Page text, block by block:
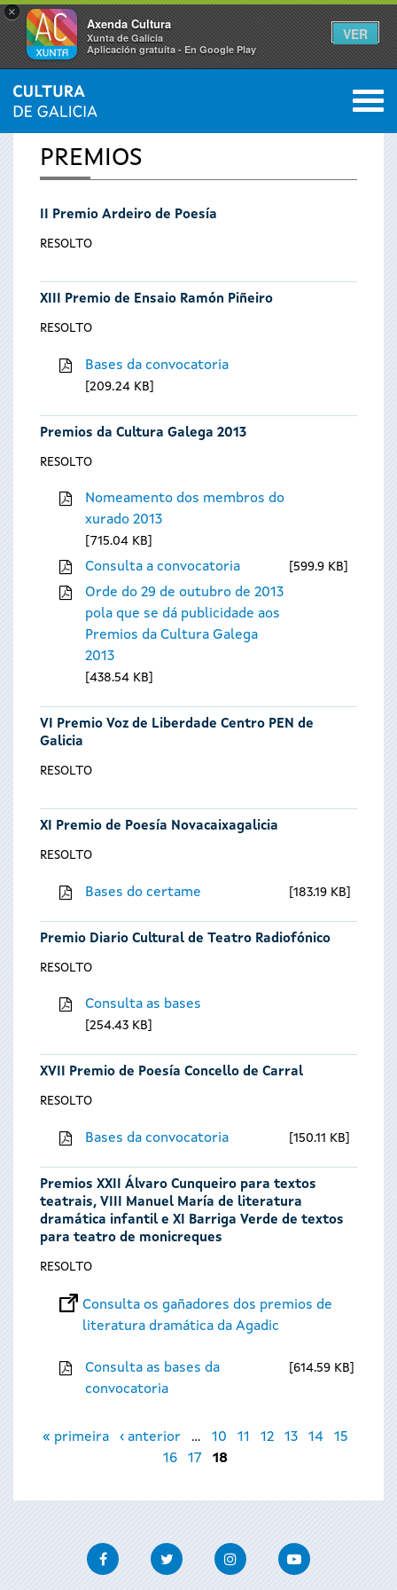
×
Axenda Cultura
Xunta de Galicia
Aplicación gratuíta - En Google Play
VER
Vostede
está
aquí
INICIO 0
PREMIOS
II Premio Ardeiro de Poesía
RESOLTO
XIII Premio de Ensaio Ramón Piñeiro
RESOLTO
Bases da convocatoria
209.24 KB
Premios da Cultura Galega 2013
RESOLTO
Nomeamento dos membros do
xurado 2013
715.04 KB
Consulta a convocatoria 599.9 KB
Orde do 29 de outubro de 2013
pola que se dá publicidade aos
Premios da Cultura Galega
2013
438.54 KB
VI Premio Voz de Liberdade Centro PEN de
Galicia
RESOLTO
XI Premio de Poesía Novacaixagalicia
RESOLTO
Bases do certame 183.19 KB
Premio Diario Cultural de Teatro Radiofónico
RESOLTO
Consulta as bases
254.43 KB
XVII Premio de Poesía Concello de Carral
RESOLTO
Bases da convocatoria 150.11 KB
Premios XXII Álvaro Cunqueiro para textos
teatrais, VIII Manuel María de literatura
dramática infantil e XI Barriga Verde de textos
para teatro de monicreques
RESOLTO
Consulta os gañadores dos premios de
literatura dramática da Agadic
Consulta as bases da
convocatoria
614.59 KB
Páxinas
« primeira ‹ anterior … 10 11 12 13 14
15
16
17 18
FacebookTwitter InstagramYoutube